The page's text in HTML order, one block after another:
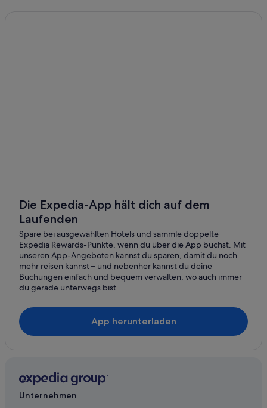
B&B in Philadelphia
Hotels mit Aussicht in Philadelphia
Philadelphia Hotels
Motels in Philadelphia
Hotels nahe Philadelphia Museum of Art
Villen in Philadelphia
Wohnungen in Philadelphia
Plymouth Meeting Hotels
West-Philadelphia: Hotels
Die Expedia-App hält dich auf dem
Laufenden
Spare bei ausgewählten Hotels und sammle doppelte
Expedia Rewards-Punkte, wenn du über die App buchst. Mit
unseren App-Angeboten kannst du sparen, damit du noch
mehr reisen kannst – und nebenher kannst du deine
Buchungen einfach und bequem verwalten, wo auch immer
du gerade unterwegs bist.
App herunterladen
Unternehmen